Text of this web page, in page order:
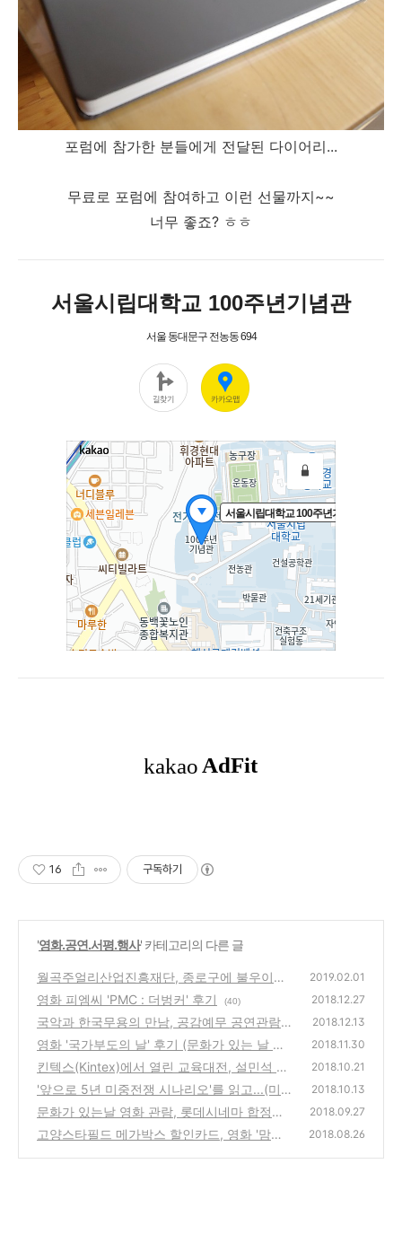
포럼에 참가한 분들에게 전달된 다이어리...
무료로 포럼에 참여하고 이런 선물까지~~
너무 좋죠? ㅎㅎ
16 구독하기
'영화.공연.서평.행사' 카테고리의 다른 글
월곡주얼리산업진흥재단, 종로구에 불우이웃
돕기 기탁식 및 JBM 자원봉사활동
(6)
2019.02.01
영화 피엠씨 'PMC : 더벙커' 후기 (40) 2018.12.27
국악과 한국무용의 만남, 공감예무 공연관람후
기
(26)
2018.12.13
영화 '국가부도의 날' 후기 (문화가 있는 날 영
화 관람)
(46)
2018.11.30
킨텍스(Kintex)에서 열린 교육대전, 설민석 북
토크에 다녀왔어요
(18)
2018.10.21
'앞으로 5년 미중전쟁 시나리오'를 읽고...(미중
무역전쟁, 미중환율전쟁)
(30)
2018.10.13
문화가 있는날 영화 관람, 롯데시네마 합정에
서 본 영화 '안시성' 후기
(38)
2018.09.27
고양스타필드 메가박스 할인카드, 영화 '맘마
2018.08.26